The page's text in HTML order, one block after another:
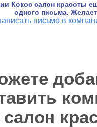
Кокос салон красоты
одного письма.
письмо в
салон